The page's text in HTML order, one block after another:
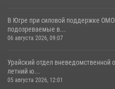
В Югре при силовой поддержке
подозреваемые в...
06 августа 2026, 09:07
Урайский отдел вневедомственной
летний ю...
05 августа 2026, 12:01